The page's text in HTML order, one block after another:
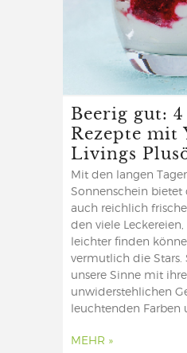
Beerig gut:
Rezepte mit
Livings
Mit den langen
Sonnenschein bietet
auch reichlich
den viele
leichter finden
vermutlich die Stars.
unsere Sinne mit
unwiderstehlichen
leuchtenden Farben
MEHR »